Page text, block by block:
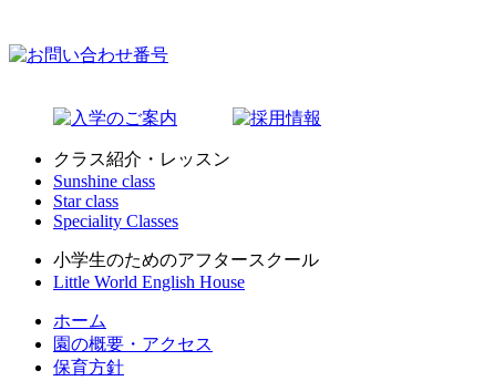
クラス紹介・レッスン
Sunshine class
Star class
Speciality Classes
小学生のためのアフタースクール
Little World English House
ホーム
園の概要・アクセス
保育方針